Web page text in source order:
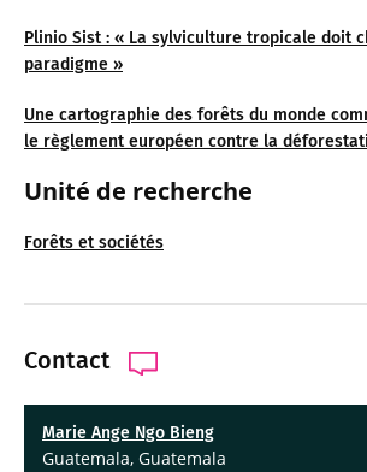
Plinio Sist : « La sylviculture tropicale doit
paradigme »
Une cartographie des forêts du monde
le règlement européen contre la
Unité de recherche
Forêts et sociétés
Contact
Marie Ange Ngo Bieng
Guatemala, Guatemala